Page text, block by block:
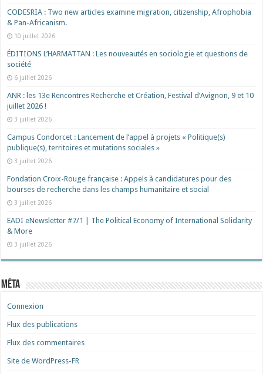
CODESRIA : Two new articles examine migration, citizenship, Afrophobia
& Pan-Africanism.
10 juillet 2026
ÉDITIONS L’HARMATTAN : Les nouveautés en sociologie et questions de
société
6 juillet 2026
ANR : les 13e Rencontres Recherche et Création, Festival d’Avignon, 9 et 10
juillet 2026 !
3 juillet 2026
Campus Condorcet : Lancement de l’appel à projets « Politique(s)
publique(s), territoires et mutations sociales »
3 juillet 2026
Fondation Croix-Rouge française : Appels à candidatures pour des
bourses de recherche dans les champs humanitaire et social
3 juillet 2026
EADI eNewsletter #7/1 | The Political Economy of International Solidarity
& More
3 juillet 2026
Méta
Connexion
Flux des publications
Flux des commentaires
Site de WordPress-FR